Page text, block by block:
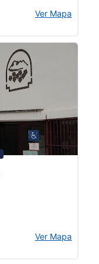
Ver Mapa
Ver Mapa